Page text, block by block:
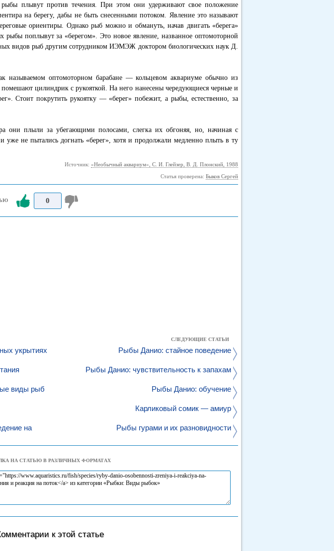
плывут против течения. При этом они удерживают свое положение
на берегу, дабы не быть снесенными потоком. Явление это называют
ориентиры. Однако рыб можно и обмануть, начав двигать «берега»
рыбы поплывут за «берегом». Это новое явление, названное оптомоторной
видов рыб другим сотрудником ИЭМЭЖ доктором биологических наук Д.
называемом оптомоторном барабане — кольцевом аквариуме обычно из
помешают цилиндрик с рукояткой. На него нанесены чередующиеся черные и
Стоит покрутить рукоятку — «берег» побежит, а рыбы, естественно, за
они плыли за убегающими полосами, слегка их обгоняя, но, начиная с
уже не пытались догнать «берег», хотя и продолжали медленно плыть в ту
Источник: «Необычный аквариум», С. И. Глейзер, В. Д. Плонский, 1988
Статья проверена: Быков Сергей
0
укрытиях
виды рыб
на
СЛЕДУЮЩИЕ СТАТЬИ
Рыбы Данио: стайное поведение
Рыбы Данио: чувствительность к запахам
Рыбы Данио: обучение
Карликовый сомик — амиур
Рыбы гурами и их разновидности
НА СТАТЬЮ В РАЗЛИЧНЫХ ФОРМАТАХ
к этой статье